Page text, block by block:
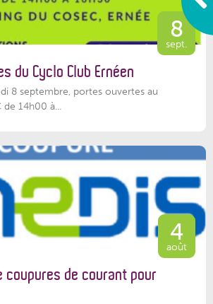
8
sept.
du Cyclo Club Ernéen
8 septembre, portes ouvertes au
de 14h00 à...
4
août
coupures de courant pour